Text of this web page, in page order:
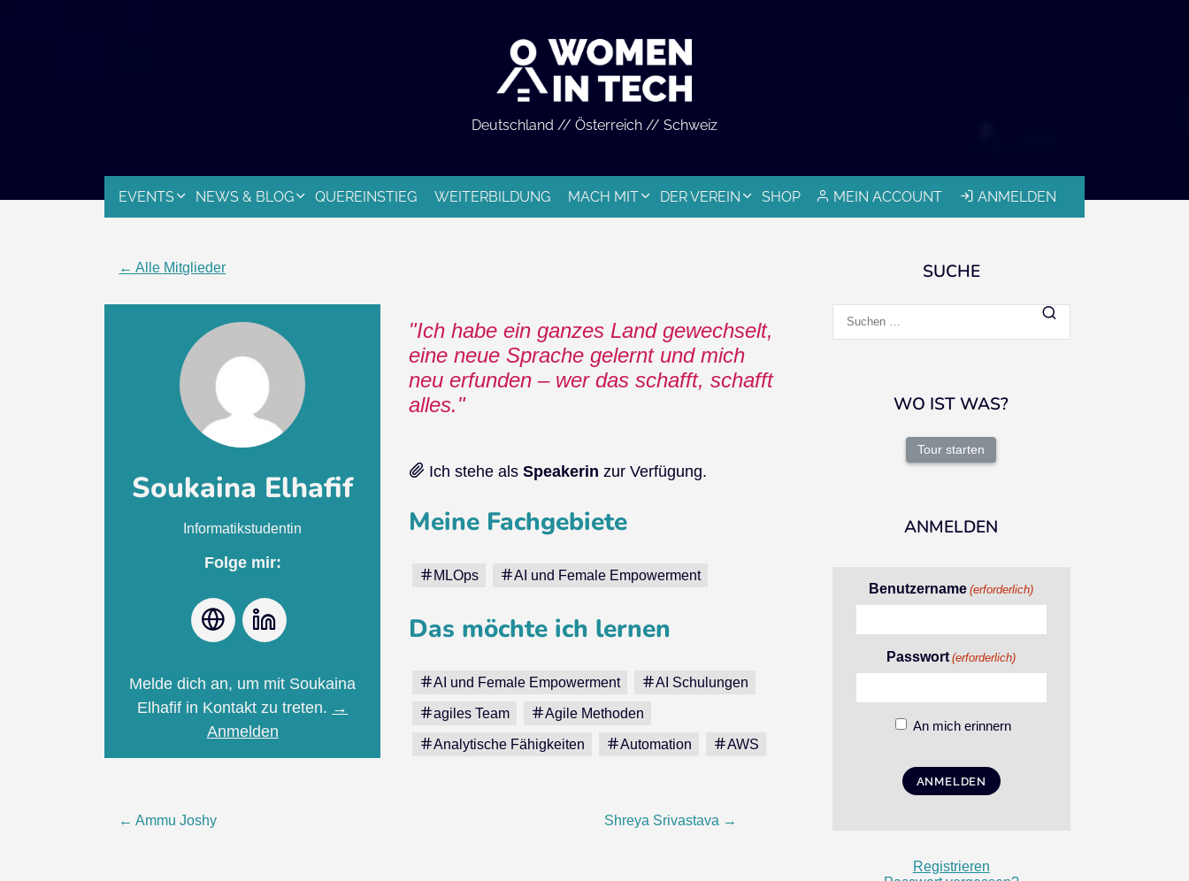
Deutschland // Österreich // Schweiz
MEIN ACCOUNT ANMELDEN
EVENTS NEWS & BLOG QUEREINSTIEG WEITERBILDUNG MACH MIT DER VEREIN SHOP
← Alle Mitglieder
Soukaina Elhafif
Informatikstudentin
Folge mir:
Webseite
Melde dich an, um mit Soukaina
Elhafif in Kontakt zu treten. →
Anmelden
Ich habe ein ganzes Land gewechselt,
eine neue Sprache gelernt und mich
neu erfunden – wer das schafft, schafft
alles.
Ich stehe als Speakerin zur Verfügung.
Meine Fachgebiete
MLOps AI und Female Empowerment
Das möchte ich lernen
AI und Female Empowerment AI Schulungen
agiles Team Agile Methoden
Analytische Fähigkeiten Automation AWS
Beitragsnavigation
← Ammu Joshy Shreya Srivastava →
SUCHE
nach:
WO IST WAS?
Tour starten
ANMELDEN
Benutzername (erforderlich)
Passwort (erforderlich)
An mich erinnern
Registrieren